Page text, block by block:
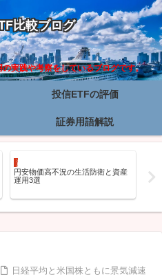
比較ブログ
実践や考察をしているブログです。
投信ETFの評価
証券用語解説
資産運用
円安物価高不況の生活防衛と資産
運用3選
iシ
ク
日経平均と米国株ともに景気減速